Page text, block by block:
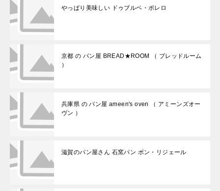
やっぱり美味しい ドゥブルベ・ボレロ
京都 の パン屋 BREAD★ROOM （ ブレッドルーム
）
兵庫県 の パン屋 ameen's oven （ アミーンズオー
ヴン ）
滋賀のパン屋さん 石窯パン ボン・リジェール